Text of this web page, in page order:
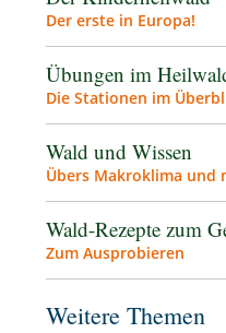
Der erste in Europa!
Übungen im
Die Stationen im
Wald und Wissen
Übers Makroklima und
Wald-Rezepte zum
Zum Ausprobieren
Weitere Themen